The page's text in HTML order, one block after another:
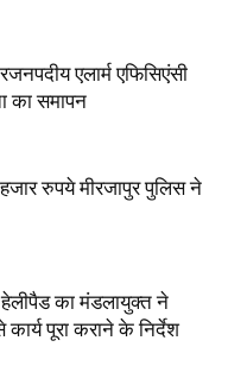
एलार्म एफिसिएंसी
का समापन
रुपये मीरजापुर पुलिस ने
हेलीपैड का मंडलायुक्त ने
कार्य पूरा कराने के निर्देश